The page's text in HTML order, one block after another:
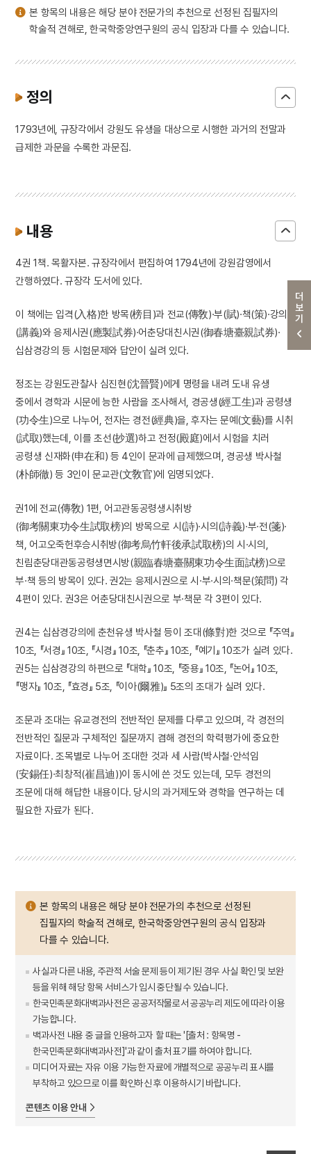
더보기
본 항목의 내용은 해당 분야 전문가의 추천으로 선정된 집필자의
학술적 견해로, 한국학중앙연구원의 공식 입장과 다를 수 있습니다.
정의
1793년에, 규장각에서 강원도 유생을 대상으로 시행한 과거의 전말과
급제한 과문을 수록한 과문집.
내용
4권 1책. 목활자본. 규장각에서 편집하여 1794년에 강원감영에서
간행하였다. 규장각 도서에 있다.
이 책에는 입격(入格)한 방목(榜目)과 전교(傳敎)·부(賦)·책(策)·강의
(講義)와 응제시권(應製試券)·어춘당대친시권(御春塘臺親試券)·
십삼경강의 등 시험문제와 답안이 실려 있다.
정조는 강원도관찰사 심진현(沈晉賢)에게 명령을 내려 도내 유생
중에서 경학과 시문에 능한 사람을 조사해서, 경공생(經工生)과 공령생
(功令生)으로 나누어, 전자는 경전(經典)을, 후자는 문예(文藝)를 시취
(試取)했는데, 이를 초선(抄選)하고 전정(殿庭)에서 시험을 치러
공령생 신재화(申在和) 등 4인이 문과에 급제했으며, 경공생 박사철
(朴師徹) 등 3인이 문교관(文敎官)에 임명되었다.
권1에 전교(傳敎) 1편, 어고관동공령생시취방
(御考關東功令生試取榜)의 방목으로 시(詩)·시의(詩義)·부·전(箋)·
책, 어고오죽헌후승시취방(御考烏竹軒後承試取榜)의 시·시의,
친림춘당대관동공령생면시방(親臨春塘臺關東功令生面試榜)으로
부·책 등의 방목이 있다. 권2는 응제시권으로 시·부·시의·책문(策問) 각
4편이 있다. 권3은 어춘당대친시권으로 부·책문 각 3편이 있다.
권4는 십삼경강의에 춘천유생 박사철 등이 조대(條對)한 것으로 『주역』
10조, 『서경』 10조, 『시경』 10조, 『춘추』 10조, 『예기』 10조가 실려 있다.
권5는 십삼경강의 하편으로 『대학』 10조, 『중용』 10조, 『논어』 10조,
『맹자』 10조, 『효경』 5조, 『이아(爾雅)』 5조의 조대가 실려 있다.
조문과 조대는 유교경전의 전반적인 문제를 다루고 있으며, 각 경전의
전반적인 질문과 구체적인 질문까지 겸해 경전의 학력평가에 중요한
자료이다. 조목별로 나누어 조대한 것과 세 사람(박사철·안석임
(安錫任)·최창적(崔昌迪))이 동시에 쓴 것도 있는데, 모두 경전의
조문에 대해 해답한 내용이다. 당시의 과거제도와 경학을 연구하는 데
필요한 자료가 된다.
본 항목의 내용은 해당 분야 전문가의 추천으로 선정된
집필자의 학술적 견해로, 한국학중앙연구원의 공식 입장과
다를 수 있습니다.
사실과 다른 내용, 주관적 서술 문제 등이 제기된 경우 사실 확인 및 보완
등을 위해 해당 항목 서비스가 임시 중단될 수 있습니다.
한국민족문화대백과사전은 공공저작물로서 공공누리 제도에 따라 이용
가능합니다.
백과사전 내용 중 글을 인용하고자 할 때는 '[출처 : 항목명 -
한국민족문화대백과사전]'과 같이 출처 표기를 하여야 합니다.
미디어 자료는 자유 이용 가능한 자료에 개별적으로 공공누리 표시를
부착하고 있으므로 이를 확인하신 후 이용하시기 바랍니다.
콘텐츠 이용 안내